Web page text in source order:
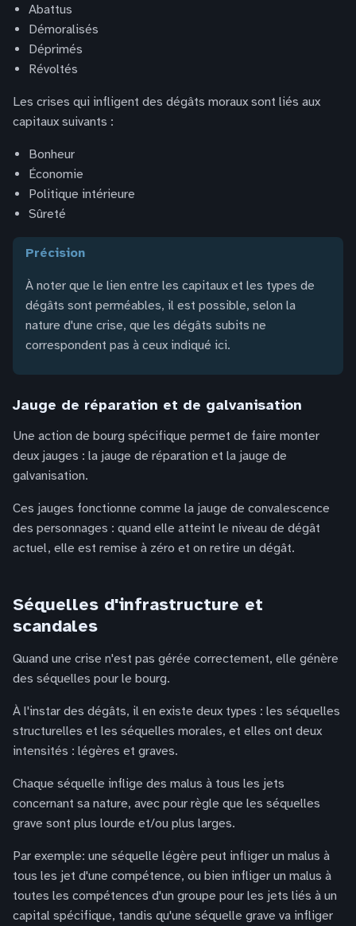
Abattus
Démoralisés
Déprimés
Révoltés
Les crises qui infligent des dégâts moraux sont liés aux
capitaux suivants :
Bonheur
Économie
Politique intérieure
Sûreté
précision
À noter que le lien entre les capitaux et les types de
dégâts sont perméables, il est possible, selon la
nature d'une crise, que les dégâts subits ne
correspondent pas à ceux indiqué ici.
Jauge de réparation et de galvanisation
Une action de bourg spécifique permet de faire monter
deux jauges : la jauge de réparation et la jauge de
galvanisation.
Ces jauges fonctionne comme la jauge de convalescence
des personnages : quand elle atteint le niveau de dégât
actuel, elle est remise à zéro et on retire un dégât.
Séquelles d'infrastructure et
scandales
Quand une crise n'est pas gérée correctement, elle génère
des séquelles pour le bourg.
À l'instar des dégâts, il en existe deux types : les séquelles
structurelles et les séquelles morales, et elles ont deux
intensités : légères et graves.
Chaque séquelle inflige des malus à tous les jets
concernant sa nature, avec pour règle que les séquelles
grave sont plus lourde et/ou plus larges.
Par exemple: une séquelle légère peut infliger un malus à
tous les jet d'une compétence, ou bien infliger un malus à
toutes les compétences d'un groupe pour les jets liés à un
capital spécifique, tandis qu'une séquelle grave va infliger